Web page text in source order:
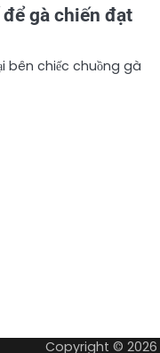
gà chiến đạt
bên chiếc chuồng gà
Copyright © 2026